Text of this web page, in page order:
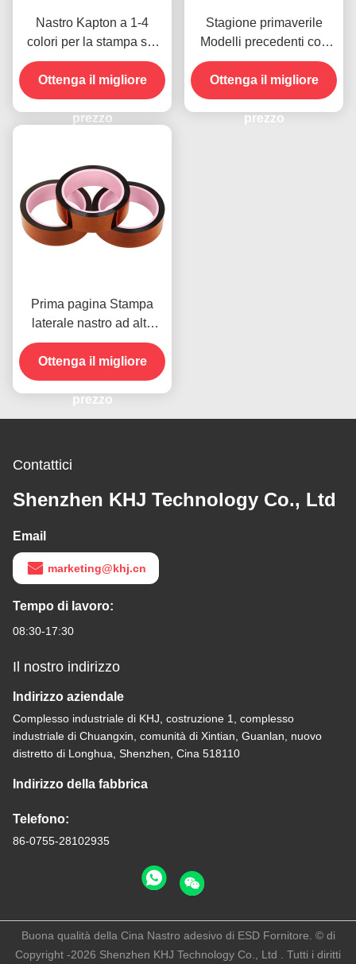
Nastro Kapton a 1-4
colori per la stampa sul
lato anteriore
Ottenga il migliore
prezzo
Stagione primaverile
Modelli precedenti con
resistenza all'umidità e
resistenza alla buccia
2.5N/25mm
Ottenga il migliore
prezzo
Prima pagina Stampa
laterale nastro ad alta
temperatura per il
prodotto in magazzino
Ottenga il migliore
prezzo
Contattici
Shenzhen KHJ Technology Co., Ltd
Email
marketing@khj.cn
Tempo di lavoro:
08:30-17:30
Il nostro indirizzo
Indirizzo aziendale
Complesso industriale di KHJ, costruzione 1, complesso
industriale di Chuangxin, comunità di Xintian, Guanlan, nuovo
distretto di Longhua, Shenzhen, Cina 518110
Indirizzo della fabbrica
Telefono:
86-0755-28102935
Buona qualità della Cina Nastro adesivo di ESD Fornitore. © di
Copyright -2026 Shenzhen KHJ Technology Co., Ltd . Tutti i diritti